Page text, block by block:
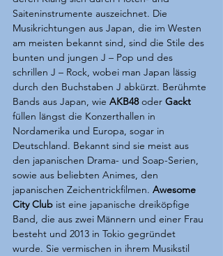
Saiteninstrumente auszeichnet. Die
Musikrichtungen aus Japan, die im Westen
am meisten bekannt sind, sind die Stile des
bunten und jungen J – Pop und des
schrillen J – Rock, wobei man Japan lässig
durch den Buchstaben J abkürzt. Berühmte
Bands aus Japan, wie AKB48 oder Gackt
füllen längst die Konzerthallen in
Nordamerika und Europa, sogar in
Deutschland. Bekannt sind sie meist aus
den japanischen Drama- und Soap-Serien,
sowie aus beliebten Animes, den
japanischen Zeichentrickfilmen. Awesome
City Club ist eine japanische dreiköpfige
Band, die aus zwei Männern und einer Frau
besteht und 2013 in Tokio gegründet
wurde. Sie vermischen in ihrem Musikstil